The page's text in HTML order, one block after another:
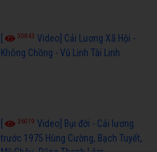
50843 Video] Cải Lương Xã Hội -
Không Chồng - Vũ Linh Tài Linh
36019 Video] Bụi đời - Cải lương
trước 1975 Hùng Cường, Bạch Tuyết,